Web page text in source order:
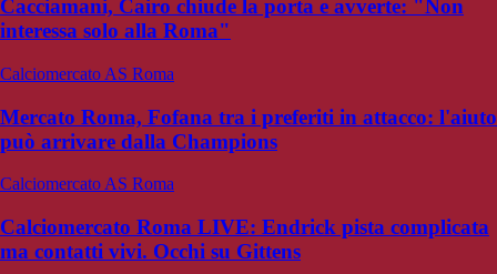
Cacciamani, Cairo chiude la porta e avverte: "Non
interessa solo alla Roma"
Calciomercato AS Roma
Mercato Roma, Fofana tra i preferiti in attacco: l'aiuto
può arrivare dalla Champions
Calciomercato AS Roma
Calciomercato Roma LIVE: Endrick pista complicata
ma contatti vivi. Occhi su Gittens